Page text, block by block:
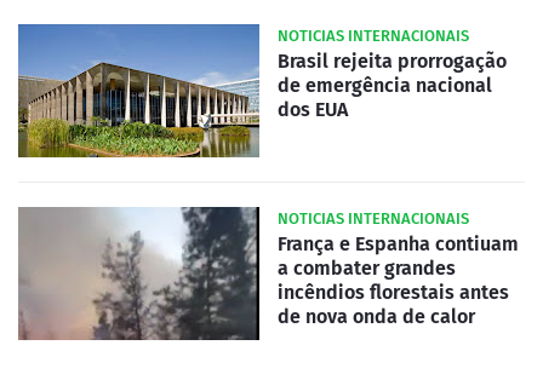
NOTICIAS INTERNACIONAIS
Brasil rejeita prorrogação
de emergência nacional
dos EUA
NOTICIAS INTERNACIONAIS
França e Espanha contiuam
a combater grandes
incêndios florestais antes
de nova onda de calor